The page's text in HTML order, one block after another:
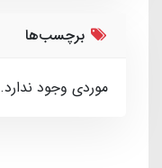
برچسب‌ها
موردی وجود ندارد.